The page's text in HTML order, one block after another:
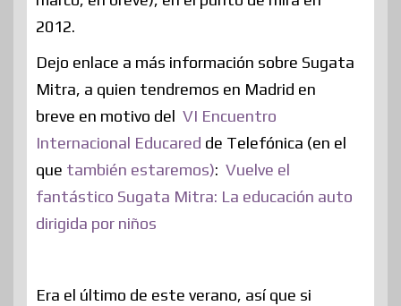
2012.
Dejo enlace a más información sobre Sugata
Mitra, a quien tendremos en Madrid en
breve en motivo del VI Encuentro
Internacional Educared de Telefónica (en el
que también estaremos): Vuelve el
fantástico Sugata Mitra: La educación auto
dirigida por niños
Era el último de este verano, así que si